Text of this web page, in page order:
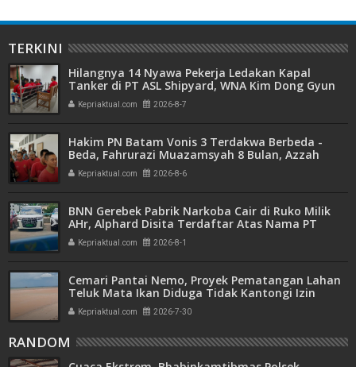
TERKINI
Hilangnya 14 Nyawa Pekerja Ledakan Kapal
Tanker di PT ASL Shipyard, WNA Kim Dong Gyun
Hanya Dituntut 1 Tahun 6 Bulan
Kepriaktual.com 2026-8-7
Hakim PN Batam Vonis 3 Terdakwa Berbeda -
Beda, Fahrurazi Muazamsyah 8 Bulan, Azzah
Azzurah dan Risma Divonis 2 Tahun 6 Bulan
Kepriaktual.com 2026-8-6
BNN Gerebek Pabrik Narkoba Cair di Ruko Milik
AHr, Alphard Disita Terdaftar Atas Nama PT
Mitra Usaha Properti
Kepriaktual.com 2026-8-1
Cemari Pantai Nemo, Proyek Pematangan Lahan
Teluk Mata Ikan Diduga Tidak Kantongi Izin
Amdal
Kepriaktual.com 2026-7-30
RANDOM